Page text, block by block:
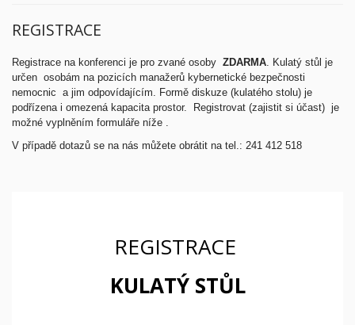
REGISTRACE
Registrace na konferenci je pro zvané osoby ZDARMA . Kulatý stůl je
určen osobám na pozicích manažerů kybernetické bezpečnosti
nemocnic a jim odpovídajícím. Formě diskuze (kulatého stolu) je
podřízena i omezená kapacita prostor. Registrovat (zajistit si účast) je
možné vyplněním formuláře níže .
V případě dotazů se na nás můžete obrátit na tel.: 241 412 518
REGISTRACE
KULATÝ STŮL